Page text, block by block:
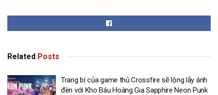
Related Posts
Trang bị của game thủ Crossfire sẽ lộng lẫy ánh
đèn với Kho Báu Hoàng Gia Sapphire Neon Punk